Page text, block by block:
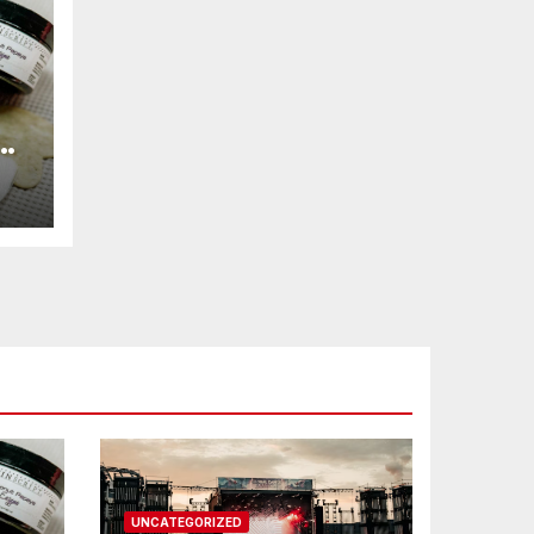
UNCATEGORIZED